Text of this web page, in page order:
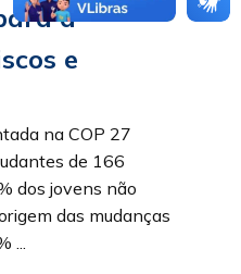
a
e
na COP 27
de 166
dos jovens não
das mudanças